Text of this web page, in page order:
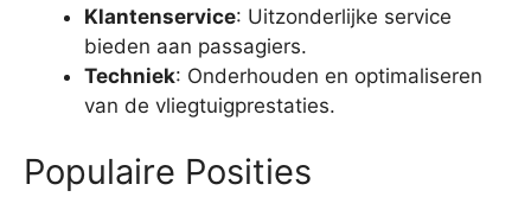
Klantenservice: Uitzonderlijke service
bieden aan passagiers.
Techniek: Onderhouden en optimaliseren
van de vliegtuigprestaties.
Populaire Posities